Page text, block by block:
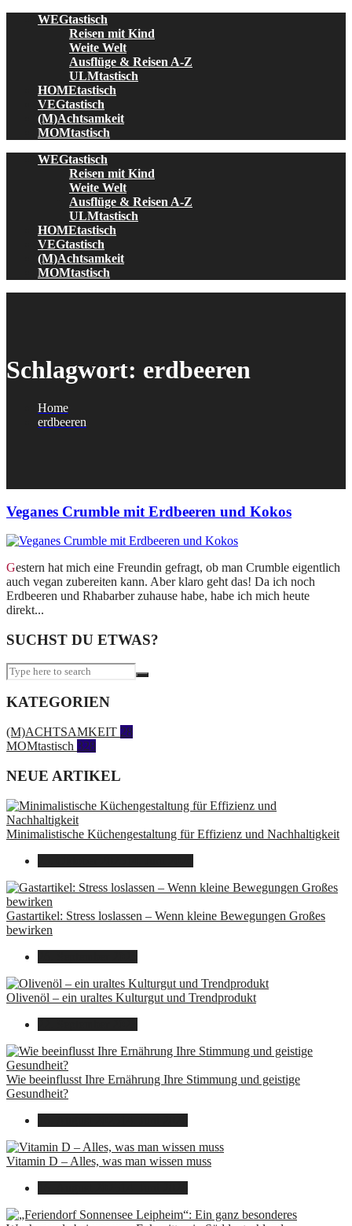
WEGtastisch
Reisen mit Kind
Weite Welt
Ausflüge & Reisen A-Z
ULMtastisch
HOMEtastisch
VEGtastisch
(M)Achtsamkeit
MOMtastisch
WEGtastisch
Reisen mit Kind
Weite Welt
Ausflüge & Reisen A-Z
ULMtastisch
HOMEtastisch
VEGtastisch
(M)Achtsamkeit
MOMtastisch
Schlagwort: erdbeeren
Home
erdbeeren
Veganes Crumble mit Erdbeeren und Kokos
Gestern hat mich eine Freundin gefragt, ob man Crumble eigentlich
auch vegan zubereiten kann. Aber klaro geht das! Da ich noch
Erdbeeren und Rhabarber zuhause habe, habe ich mich heute
direkt...
SUCHST DU ETWAS?
KATEGORIEN
(M)ACHTSAMKEIT 28
MOMtastisch 328
NEUE ARTIKEL
Minimalistische Küchengestaltung für Effizienz und Nachhaltigkeit
Gastartikel: Stress loslassen – Wenn kleine Bewegungen Großes
bewirken
Olivenöl – ein uraltes Kulturgut und Trendprodukt
Wie beeinflusst Ihre Ernährung Ihre Stimmung und geistige
Gesundheit?
Vitamin D – Alles, was man wissen muss